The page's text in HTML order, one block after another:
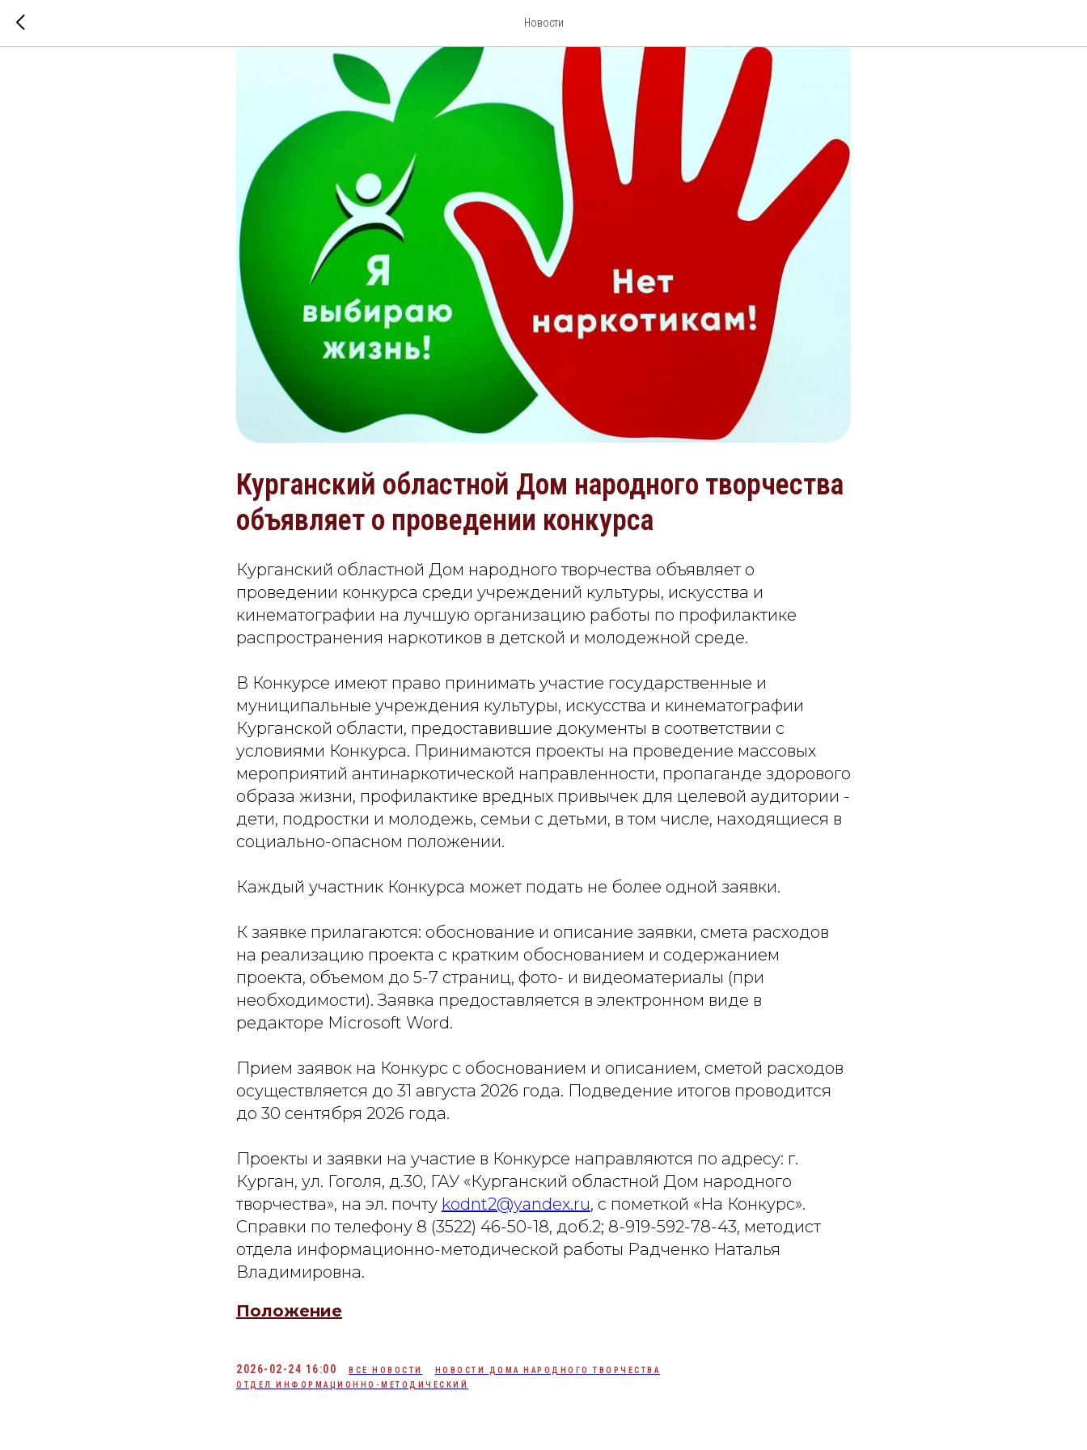
Новости
Курганский областной Дом народного творчества
объявляет о проведении конкурса
Курганский областной Дом народного творчества объявляет о
проведении конкурса среди учреждений культуры, искусства и
кинематографии на лучшую организацию работы по профилактике
распространения наркотиков в детской и молодежной среде.
В Конкурсе имеют право принимать участие государственные и
муниципальные учреждения культуры, искусства и кинематографии
Курганской области, предоставившие документы в соответствии с
условиями Конкурса. Принимаются проекты на проведение массовых
мероприятий антинаркотической направленности, пропаганде здорового
образа жизни, профилактике вредных привычек для целевой аудитории -
дети, подростки и молодежь, семьи с детьми, в том числе, находящиеся в
социально-опасном положении.
Каждый участник Конкурса может подать не более одной заявки.
К заявке прилагаются: обоснование и описание заявки, смета расходов
на реализацию проекта с кратким обоснованием и содержанием
проекта, объемом до 5-7 страниц, фото- и видеоматериалы (при
необходимости). Заявка предоставляется в электронном виде в
редакторе Microsoft Word.
Прием заявок на Конкурс с обоснованием и описанием, сметой расходов
осуществляется до 31 августа 2026 года. Подведение итогов проводится
до 30 сентября 2026 года.
Проекты и заявки на участие в Конкурсе направляются по адресу: г.
Курган, ул. Гоголя, д.30, ГАУ «Курганский областной Дом народного
творчества», на эл. почту kodnt2@yandex.ru, с пометкой «На Конкурс».
Справки по телефону 8 (3522) 46-50-18, доб.2; 8-919-592-78-43, методист
отдела информационно-методической работы Радченко Наталья
Владимировна.
Положение
2026-02-24 16:00 ВСЕ НОВОСТИ
НОВОСТИ ДОМА НАРОДНОГО ТВОРЧЕСТВА
ОТДЕЛ ИНФОРМАЦИОННО-МЕТОДИЧЕСКИЙ